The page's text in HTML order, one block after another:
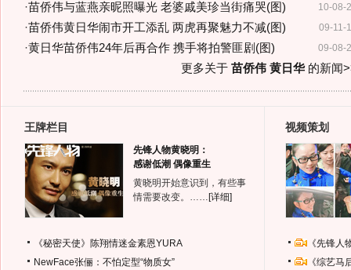
10-08-
·苗侨伟与蓝燕亲昵照曝光 老婆戚美珍当街痛哭(图)
09-11-
·苗侨伟黄日华闹市开工添乱 两虎再聚魅力不减(图)
09-08-
·黄日华苗侨伟24年后再合作 携手将拍警匪剧(图)
更多关于 苗侨伟 黄日华的新闻
王牌栏目
先锋人物黄晓明：
感谢低潮 偶像重生
黄晓明开始意识到，有些事
情需要改变。…… [详细]
《秘密天使》陈翔情迷金素恩YURA
NewFace张俪：不怕定型“物质女”
视频策划
《先锋
《综艺